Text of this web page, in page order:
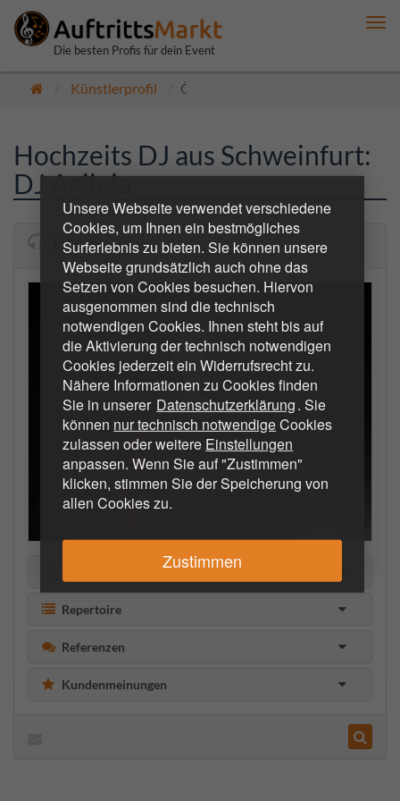
Unsere Webseite verwendet verschiedene
Cookies, um Ihnen ein bestmögliches
Surferlebnis zu bieten. Sie können unsere
Webseite grundsätzlich auch ohne das
Setzen von Cookies besuchen. Hiervon
ausgenommen sind die technisch
notwendigen Cookies. Ihnen steht bis auf
die Aktivierung der technisch notwendigen
Cookies jederzeit ein Widerrufsrecht zu.
Nähere Informationen zu Cookies finden
Sie in unserer Datenschutzerklärung. Sie
können nur technisch notwendigeCookies
zulassen oder weitere Einstellungen
anpassen. Wenn Sie auf "Zustimmen"
klicken, stimmen Sie der Speicherung von
allen Cookies zu.
Zustimmen
Die besten Profis für dein Event
Künstlerprofil Öffentlich
Hochzeits DJ aus Schweinfurt:
DJ Agileja
DJ Agileja
Repertoire
Referenzen
Kundenmeinungen